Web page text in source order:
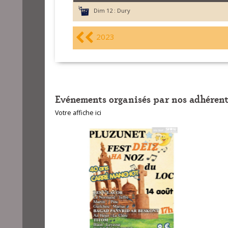
Dim 12 : Dury
2023
Evénements organisés par nos
Votre affiche ici